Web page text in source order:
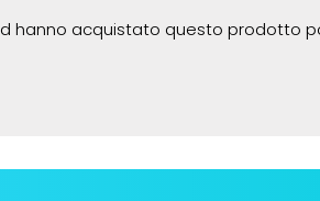
acquistato questo prodotto